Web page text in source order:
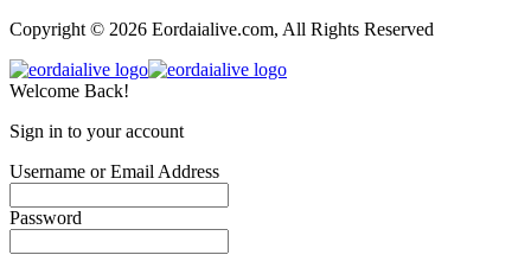
Copyright © 2026 Eordaialive.com, All Rights Reserved
Welcome Back!
Sign in to your account
Username or Email Address
Password